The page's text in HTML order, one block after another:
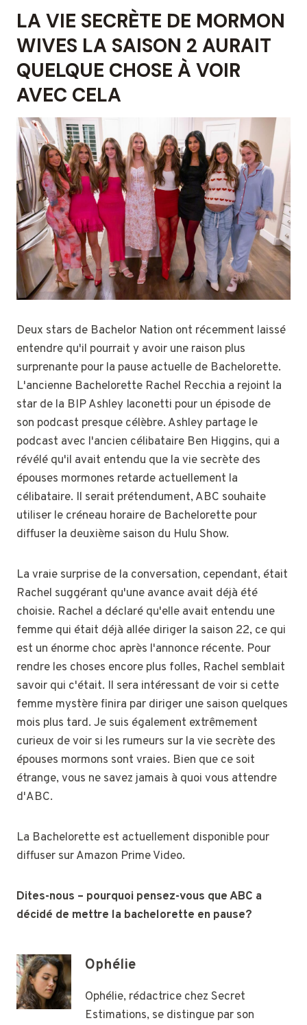
LA VIE SECRÈTE DE MORMON
WIVES LA SAISON 2 AURAIT
QUELQUE CHOSE À VOIR
AVEC CELA
Deux stars de Bachelor Nation ont récemment laissé
entendre qu'il pourrait y avoir une raison plus
surprenante pour la pause actuelle de Bachelorette.
L'ancienne Bachelorette Rachel Recchia a rejoint la
star de la BIP Ashley Iaconetti pour un épisode de
son podcast presque célèbre. Ashley partage le
podcast avec l'ancien célibataire Ben Higgins, qui a
révélé qu'il avait entendu que la vie secrète des
épouses mormones retarde actuellement la
célibataire. Il serait prétendument, ABC souhaite
utiliser le créneau horaire de Bachelorette pour
diffuser la deuxième saison du Hulu Show.
La vraie surprise de la conversation, cependant, était
Rachel suggérant qu'une avance avait déjà été
choisie. Rachel a déclaré qu'elle avait entendu une
femme qui était déjà allée diriger la saison 22, ce qui
est un énorme choc après l'annonce récente. Pour
rendre les choses encore plus folles, Rachel semblait
savoir qui c'était. Il sera intéressant de voir si cette
femme mystère finira par diriger une saison quelques
mois plus tard. Je suis également extrêmement
curieux de voir si les rumeurs sur la vie secrète des
épouses mormons sont vraies. Bien que ce soit
étrange, vous ne savez jamais à quoi vous attendre
d'ABC.
La Bachelorette est actuellement disponible pour
diffuser sur Amazon Prime Video.
Dites-nous – pourquoi pensez-vous que ABC a
décidé de mettre la bachelorette en pause?
Ophélie
Ophélie, rédactrice chez Secret
Estimations, se distingue par son